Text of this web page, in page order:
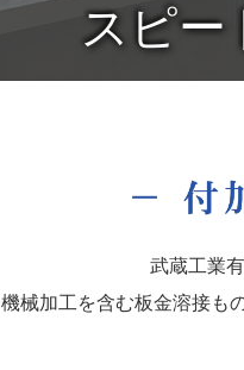
スピー
武蔵工業
機械加工を含む板金溶接も